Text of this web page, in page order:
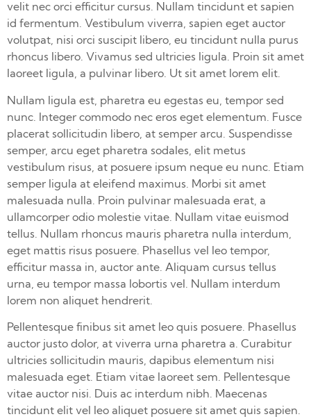
velit nec orci efficitur cursus. Nullam tincidunt et sapien
id fermentum. Vestibulum viverra, sapien eget auctor
volutpat, nisi orci suscipit libero, eu tincidunt nulla purus
rhoncus libero. Vivamus sed ultricies ligula. Proin sit amet
laoreet ligula, a pulvinar libero. Ut sit amet lorem elit.
Nullam ligula est, pharetra eu egestas eu, tempor sed
nunc. Integer commodo nec eros eget elementum. Fusce
placerat sollicitudin libero, at semper arcu. Suspendisse
semper, arcu eget pharetra sodales, elit metus
vestibulum risus, at posuere ipsum neque eu nunc. Etiam
semper ligula at eleifend maximus. Morbi sit amet
malesuada nulla. Proin pulvinar malesuada erat, a
ullamcorper odio molestie vitae. Nullam vitae euismod
tellus. Nullam rhoncus mauris pharetra nulla interdum,
eget mattis risus posuere. Phasellus vel leo tempor,
efficitur massa in, auctor ante. Aliquam cursus tellus
urna, eu tempor massa lobortis vel. Nullam interdum
lorem non aliquet hendrerit.
Pellentesque finibus sit amet leo quis posuere. Phasellus
auctor justo dolor, at viverra urna pharetra a. Curabitur
ultricies sollicitudin mauris, dapibus elementum nisi
malesuada eget. Etiam vitae laoreet sem. Pellentesque
vitae auctor nisi. Duis ac interdum nibh. Maecenas
tincidunt elit vel leo aliquet posuere sit amet quis sapien.